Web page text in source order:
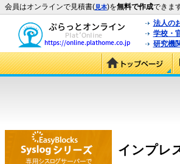
会員はオンラインで見積書(見本)を無料で作成できま
法人の
学校・
研究機
インプレ